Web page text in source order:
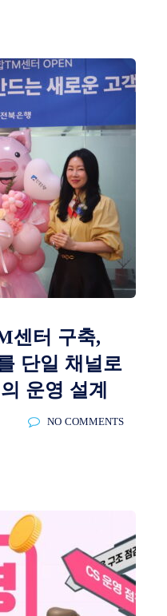
센터 구축,
단일 채널로
운영 설계
NO COMMENTS